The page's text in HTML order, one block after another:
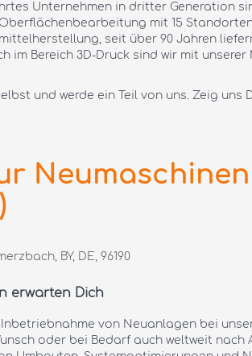
Unternehmen in dritter Generation
mit 15
seit über 90 Jahren
im Bereich 3D-Druck sind wir mit
und werde ein Teil von uns. Zeig
BY, DE, 96190
erwarten Dich
von Neuanlagen bei
oder bei Bedarf auch weltweit nach